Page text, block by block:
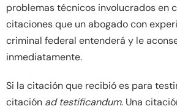
problemas técnicos involucrados en
citaciones que un abogado con
criminal federal entenderá y le
inmediatamente.
Si la citación que recibió es para
citación ad testificandum. Una